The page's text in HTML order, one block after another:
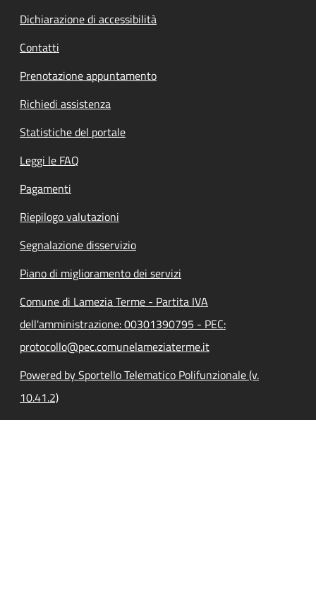
Dichiarazione di accessibilità
Contatti
Prenotazione appuntamento
Richiedi assistenza
Statistiche del portale
Leggi le FAQ
Pagamenti
Riepilogo valutazioni
Segnalazione disservizio
Piano di miglioramento dei servizi
Comune di Lamezia Terme - Partita IVA
dell'amministrazione: 00301390795 - PEC:
protocollo@pec.comunelameziaterme.it
Powered by Sportello Telematico Polifunzionale (v.
10.41.2)